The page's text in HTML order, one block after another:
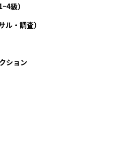
級）
ル・調査）
ション